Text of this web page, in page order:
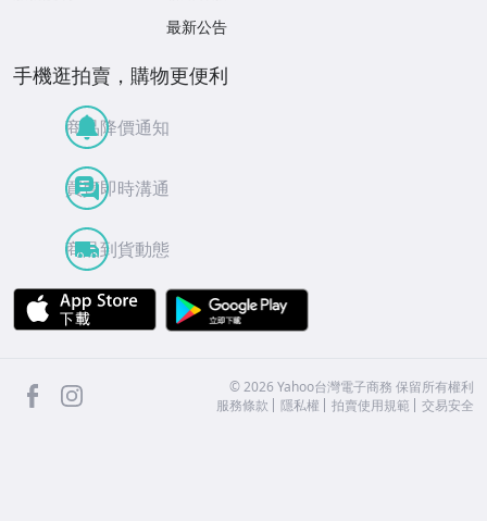
最新公告
手機逛拍賣，購物更便利
商品降價通知
買賣即時溝通
商品到貨動態
APP Store
facebook ©2026 Yahoo台灣電子商務 保留所有權利
服務條款
隱私權 拍賣使用規範 交易安全